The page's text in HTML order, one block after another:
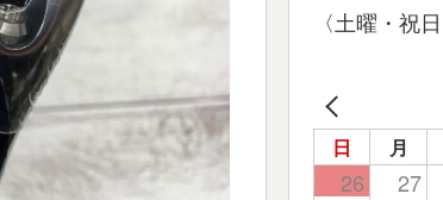
〈土曜・祝
日 月
26 27